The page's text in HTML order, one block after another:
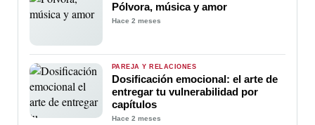
Pólvora, música y amor
Hace 2 meses
PAREJA Y RELACIONES
Dosificación emocional: el arte de
entregar tu vulnerabilidad por
capítulos
Hace 2 meses